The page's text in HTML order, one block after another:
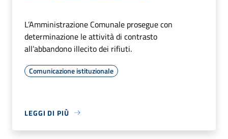
L’Amministrazione Comunale prosegue con
determinazione le attività di contrasto
all’abbandono illecito dei rifiuti.
Comunicazione istituzionale
LEGGI DI PIÙ